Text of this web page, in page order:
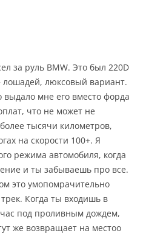
за руль BMW. Это был 220D
лошадей, люксовый вариант.
мне его вместо форда
что не может не
тысячи километров,
на скорости 100+. Я
режима автомобиля, когда
и ты забываешь про все.
это умопомрачительно
Когда ты входишь в
под проливным дождем,
же возвращает на местоо